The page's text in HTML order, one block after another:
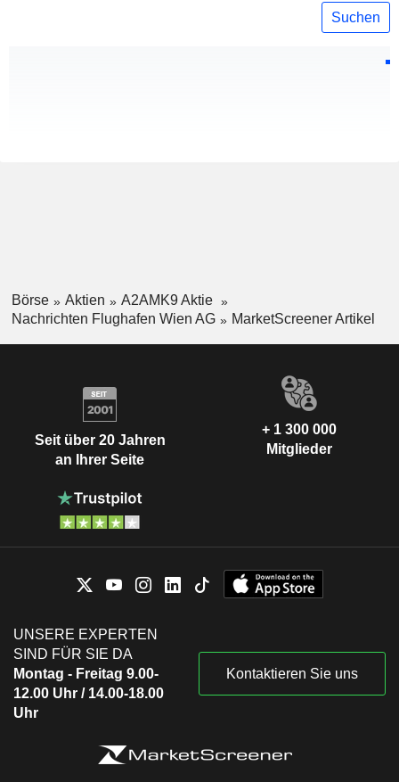
Suchen
Börse Aktien
A2AMK9 Aktie
Nachrichten Flughafen Wien AG
MarketScreener Artikel
Seit über 20 Jahren
an Ihrer Seite
+ 1 300 000
Mitglieder
UNSERE EXPERTEN
SIND FÜR SIE DA
Montag - Freitag 9.00-
12.00 Uhr / 14.00-18.00
Uhr
Kontaktieren Sie uns